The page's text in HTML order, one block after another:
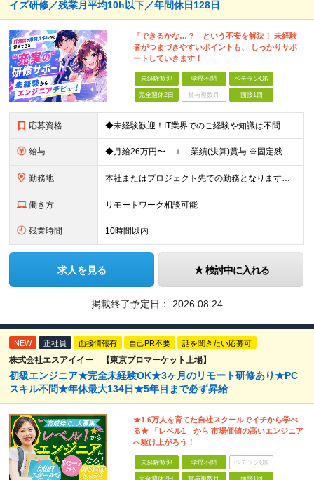
イズ研修／残業月平均10h以下／年間休日128日
「できるかな…？」という不安を解決！ 未経験
者がつまづきやすいポイントも、 しっかりサポ
ートしていきます！
未経験歓迎 学歴不問 ベテランOK
完全週休2日 賞与複数月 面接1回
応募資格 ◆未経験歓迎！IT業界でのご経験や知識は不問です！ ◆第二新卒歓迎 ◆学歴不問 ＜こんな方におすすめです！＞ ◇手に職をつけて、AI時代を乗り越えられるキャリアを築きたい方 ◇人材育成に力を入れてい
給与 ◆⽉給26万円〜 ＋ 業績(決算)賞与 ※固定残業代（40時間／6万2,000円）を含みます。 ※固定残業代は残業ゼロ時間の場合も全額⽀給。超過分は別途⽀給します ※経験・スキル・保有資格などを考慮
勤務地 本社またはプロジェクト先での勤務となります。 【本社】 東京都港区西新橋3-5-9 HOYO新虎ビル 10F ★2026年7月に移転したばかりのきれいなオフィスです！ ━━━━━━━ ★都内勤務に
働き方 リモートワーク相談可能
残業時間 10時間以内
求人を見る 検討中に入れる
掲載終了予定日： 2026.08.24
NEW 正社員 面接情報有 自己PR不要 話を聞きたい応募可
株式会社エスアイイー 【東京プロマーケット上場】
初級エンジニア★完全未経験OK★3ヶ月のリモート研修あり★PC
スキル不問★年休最大134日★5年目まで必ず昇給
★1.6万人を育てた自社スクールでイチから学べ
る★ 「レベル1」から 市場価値の高いエンジニア
へ駆け上がろう！
未経験歓迎 学歴不問 ベテランOK
完全週休2日 賞与複数月 面接1回